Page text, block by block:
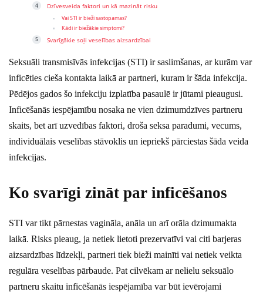
Dzīvesveida faktori un kā mazināt risku
Vai STI ir bieži sastopamas?
Kādi ir biežākie simptomi?
Svarīgākie soļi veselības aizsardzībai
Seksuāli transmisīvās infekcijas (STI) ir saslimšanas, ar kurām var
inficēties cieša kontakta laikā ar partneri, kuram ir šāda infekcija.
Pēdējos gados šo infekciju izplatība pasaulē ir jūtami pieaugusi.
Inficēšanās iespējamību nosaka ne vien dzimumdzīves partneru
skaits, bet arī uzvedības faktori, droša seksa paradumi, vecums,
individuālais veselības stāvoklis un iepriekš pārciestas šāda veida
infekcijas.
Ko svarīgi zināt par inficēšanos
STI var tikt pārnestas vagināla, anāla un arī orāla dzimumakta
laikā. Risks pieaug, ja netiek lietoti prezervatīvi vai citi barjeras
aizsardzības līdzekļi, partneri tiek bieži mainīti vai netiek veikta
regulāra veselības pārbaude. Pat cilvēkam ar nelielu seksuālo
partneru skaitu inficēšanās iespējamība var būt ievērojami